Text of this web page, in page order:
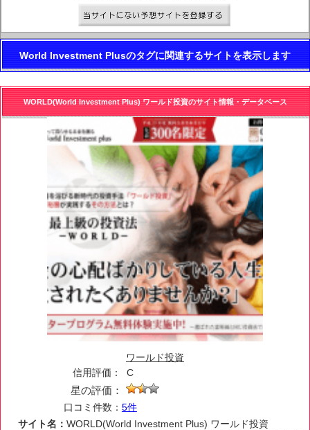
World Investment Plusのタグに関連するサイトを表示します
WORLD(World Investment Plus) ワールド投資のサイト情報・データベース
ワールド投資
信用評価：
C
星の評価：
口コミ件数： 5件
サイト名：WORLD(World Investment Plus) ワールド投資